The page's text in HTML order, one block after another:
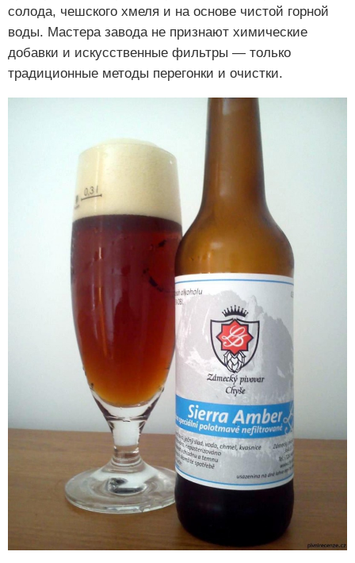
солода, чешского хмеля и на основе чистой горной
воды. Мастера завода не признают химические
добавки и искусственные фильтры — только
традиционные методы перегонки и очистки.